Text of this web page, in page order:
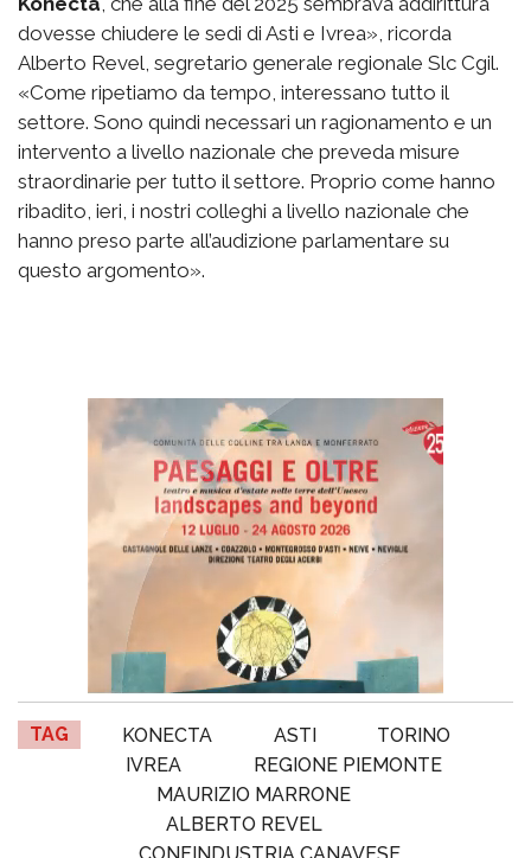
dovesse chiudere le sedi di Asti e Ivrea», ricorda
Alberto Revel, segretario generale regionale Slc Cgil.
«Come ripetiamo da tempo, interessano tutto il
settore. Sono quindi necessari un ragionamento e un
intervento a livello nazionale che preveda misure
straordinarie per tutto il settore. Proprio come hanno
ribadito, ieri, i nostri colleghi a livello nazionale che
hanno preso parte all’audizione parlamentare su
questo argomento».
TAG KONECTA ASTI
TORINO
IVREA
REGIONE PIEMONTE
MAURIZIO MARRONE
ALBERTO REVEL